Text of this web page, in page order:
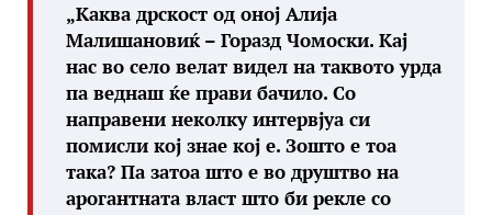
„Каква дрскост од оној Алија
Малишановиќ – Горазд Чомоски. Кај
нас во село велат видел на таквото урда
па веднаш ќе прави бачило. Со
направени неколку интервјуа си
помисли кој знае кој е. Зошто е тоа
така? Па затоа што е во друштво на
арогантната власт што би рекле со